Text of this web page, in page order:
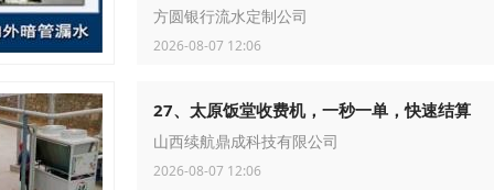
方圆银行流水定制公司
2026-08-07 12:06
27、太原饭堂收费机，一秒一单，快速结算
山西续航鼎成科技有限公司
2026-08-07 12:06